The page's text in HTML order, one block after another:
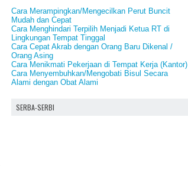
Cara Merampingkan/Mengecilkan Perut Buncit
Mudah dan Cepat
Cara Menghindari Terpilih Menjadi Ketua RT di
Lingkungan Tempat Tinggal
Cara Cepat Akrab dengan Orang Baru Dikenal /
Orang Asing
Cara Menikmati Pekerjaan di Tempat Kerja (Kantor)
Cara Menyembuhkan/Mengobati Bisul Secara
Alami dengan Obat Alami
SERBA-SERBI